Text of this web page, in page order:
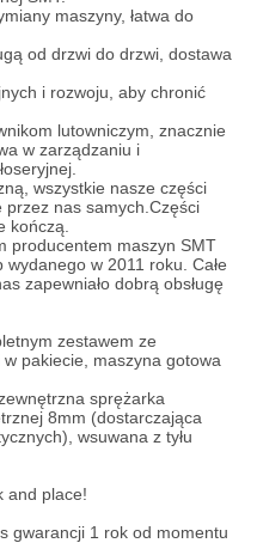
maszyny, łatwa do
od drzwi do drzwi, dostawa
i rozwoju, aby chronić
lutowniczym, znacznie
w zarządzaniu i
wszystkie nasze części
nas samych.Części
kończą.
producentem maszyn SMT
w 2011 roku. Całe
zapewniało dobrą obsługę
zestawem ze
pakiecie, maszyna gotowa
sprężarka
8mm (dostarczająca
wsuwana z tyłu
and place!
gwarancji 1 rok od momentu